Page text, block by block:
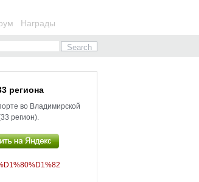
Награды
региона
во Владимирской
регион).